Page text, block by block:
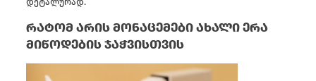
რატომ არის მონაცემები ახალი ერა
მიწოდების ჯაჭვისთვის